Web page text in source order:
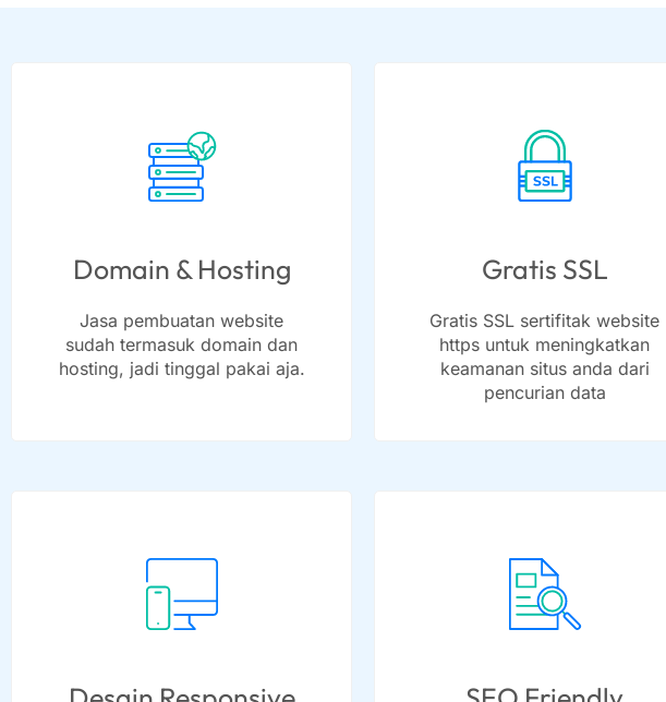
Domain & Hosting
Jasa pembuatan website
sudah termasuk domain dan
hosting, jadi tinggal pakai aja.
Gratis SSL
Gratis SSL sertifitak website
https untuk meningkatkan
keamanan situs anda dari
pencurian data